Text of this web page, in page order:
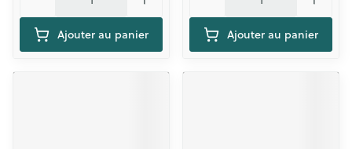
Ajouter au panier Ajouter au panier